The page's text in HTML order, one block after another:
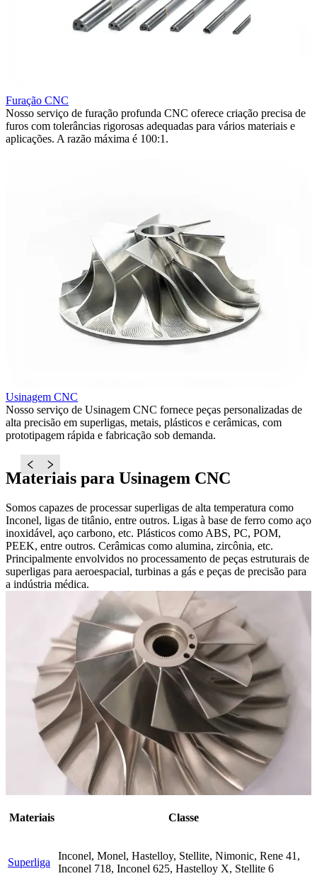
Furação CNC
Nosso serviço de furação profunda CNC oferece criação precisa de
furos com tolerâncias rigorosas adequadas para vários materiais e
aplicações. A razão máxima é 100:1.
Usinagem CNC
Nosso serviço de Usinagem CNC fornece peças personalizadas de
alta precisão em superligas, metais, plásticos e cerâmicas, com
prototipagem rápida e fabricação sob demanda.
Materiais para Usinagem CNC
Somos capazes de processar superligas de alta temperatura como
Inconel, ligas de titânio, entre outros. Ligas à base de ferro como aço
inoxidável, aço carbono, etc. Plásticos como ABS, PC, POM,
PEEK, entre outros. Cerâmicas como alumina, zircônia, etc.
Principalmente envolvidos no processamento de peças estruturais de
superligas para aeroespacial, turbinas a gás e peças de precisão para
a indústria médica.
Materiais Classe
Superliga
Inconel, Monel, Hastelloy, Stellite, Nimonic, Rene 41,
Inconel 718, Inconel 625, Hastelloy X, Stellite 6